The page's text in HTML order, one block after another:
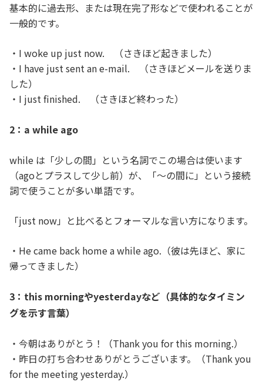
基本的に過去形、または現在完了形などで使われることが
一般的です。
・I woke up just now. （さきほど起きました）
・I have just sent an e-mail. （さきほどメールを送りま
した）
・I just finished. （さきほど終わった）
2：a while ago
while は「少しの間」という名詞でこの場合は使います
（agoとプラスして少し前）が、「～の間に」という接続
詞で使うことが多い単語です。
「just now」と比べるとフォーマルな言い方になります。
・He came back home a while ago.（彼は先ほど、家に
帰ってきました）
3：this morningやyesterdayなど（具体的なタイミン
グを示す言葉）
・今朝はありがとう！（Thank you for this morning.）
・昨日の打ち合わせありがとうございます。（Thank you
for the meeting yesterday.）